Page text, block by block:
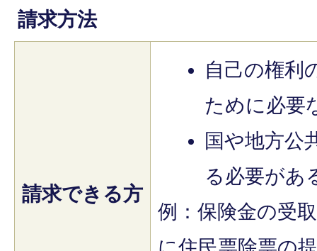
請求方法
請求できる方
自己の権利
ために必要
国や地方公
る必要があ
例：保険金の受